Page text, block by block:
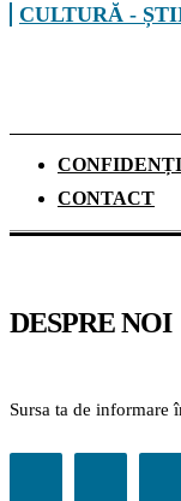
CULTURĂ -
CONTACT
DESPRE NOI
Sursa ta de informare